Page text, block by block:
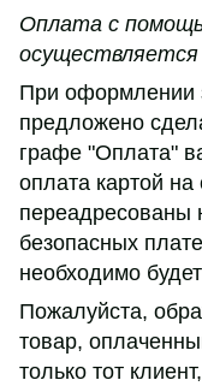
Оплата с
При оформлении
предложено
графе "Оплата"
оплата картой
переадресованы
безопасных
необходимо
Пожалуйста,
товар,
только тот